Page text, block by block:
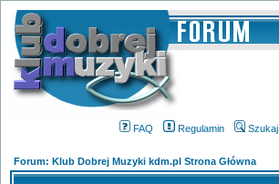
FAQ Regulamin Szukaj
Forum: Klub Dobrej Muzyki kdm.pl Strona Główna